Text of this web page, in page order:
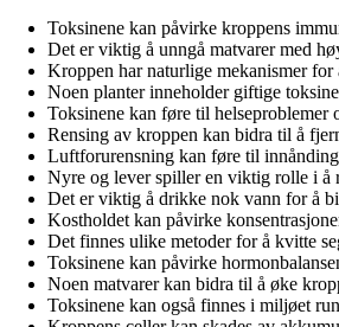
Toksinene kan påvirke kroppens
Det er viktig å unngå matvarer med
Kroppen har naturlige mekanismer for
Noen planter inneholder giftige
Toksinene kan føre til helseproblemer
Rensing av kroppen kan bidra til å
Luftforurensning kan føre til
Nyre og lever spiller en viktig rolle i å
Det er viktig å drikke nok vann for å
Kostholdet kan påvirke
Det finnes ulike metoder for å kvitte
Toksinene kan påvirke
Noen matvarer kan bidra til å øke
Toksinene kan også finnes i miljøet